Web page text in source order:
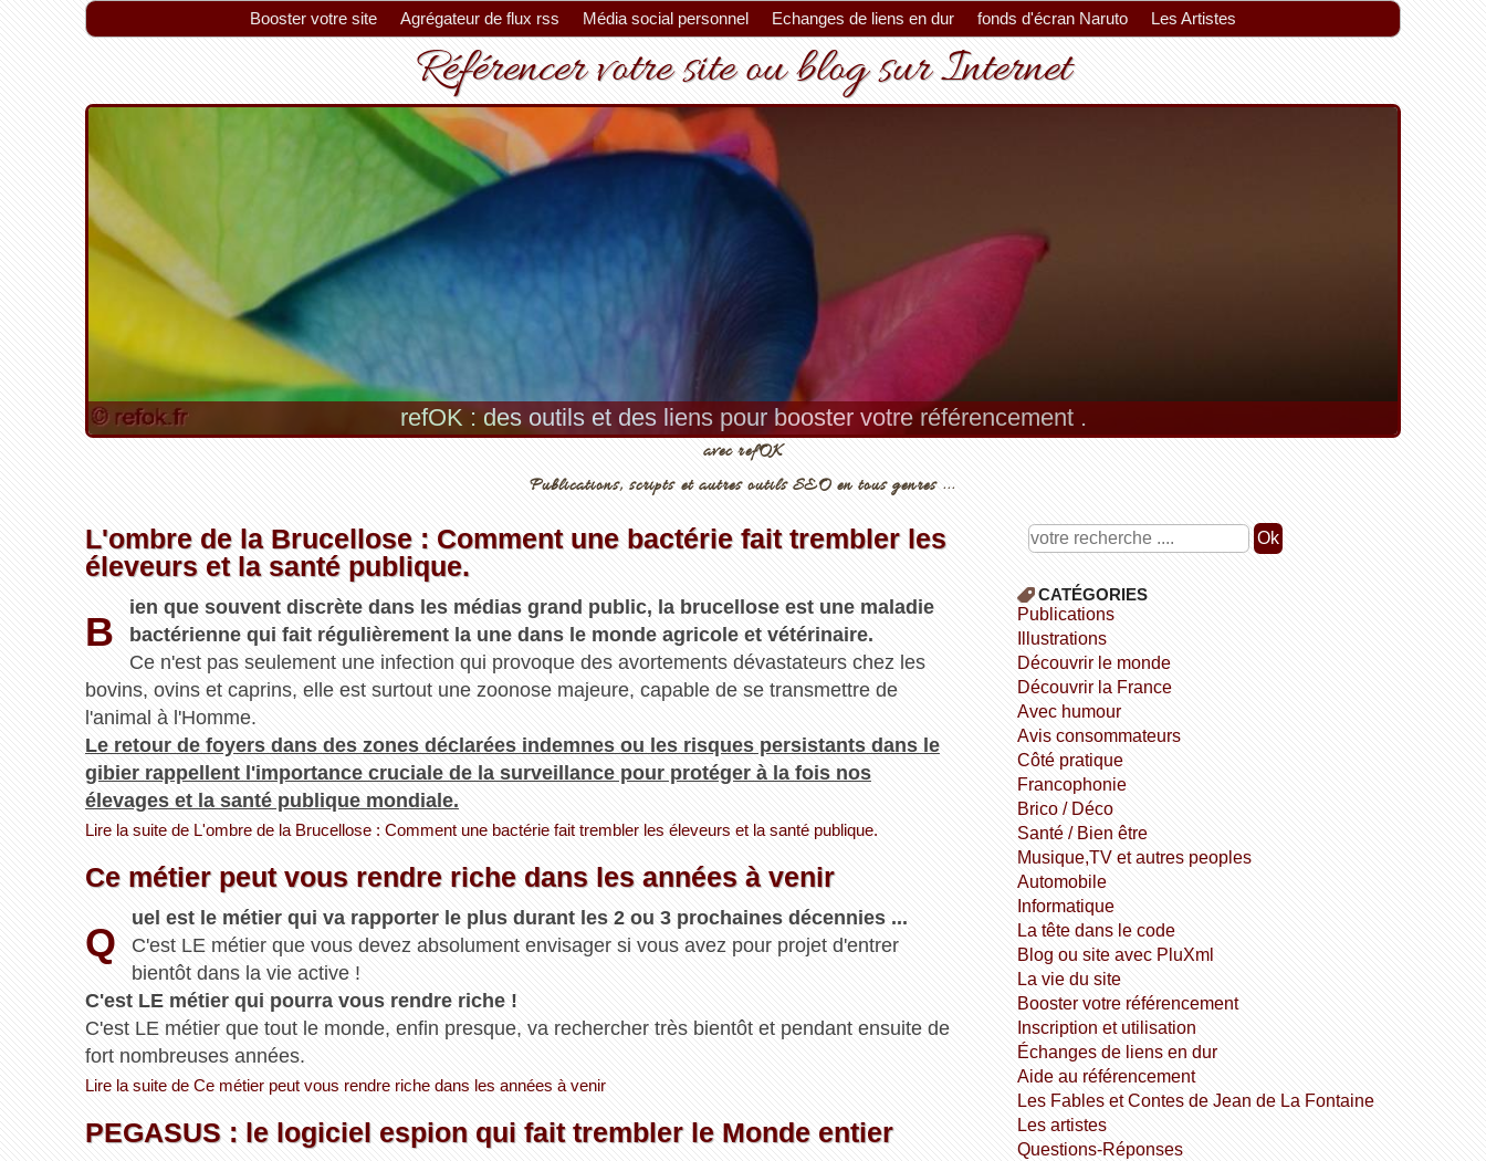
Booster votre site Agrégateur de flux rss Média social personnel Echanges de liens en dur fonds d'écran Naruto Les Artistes
Référencer votre site ou blog sur Internet
refOK : des outils et des liens pour booster votre référencement .
avec refOK
Publications, scripts et autres outils SEO en tous genres ...
L'ombre de la Brucellose : Comment une bactérie fait trembler les
éleveurs et la santé publique.
B
ien que souvent discrète dans les médias grand public, la brucellose est une maladie
bactérienne qui fait régulièrement la une dans le monde agricole et vétérinaire.
Ce n'est pas seulement une infection qui provoque des avortements dévastateurs chez les
bovins, ovins et caprins, elle est surtout une zoonose majeure, capable de se transmettre de
l'animal à l'Homme.
Le retour de foyers dans des zones déclarées indemnes ou les risques persistants dans le
gibier rappellent l'importance cruciale de la surveillance pour protéger à la fois nos
élevages et la santé publique mondiale.
Lire la suite de L'ombre de la Brucellose : Comment une bactérie fait trembler les éleveurs et la santé publique.
Ce métier peut vous rendre riche dans les années à venir
Q
uel est le métier qui va rapporter le plus durant les 2 ou 3 prochaines décennies ...
C'est LE métier que vous devez absolument envisager si vous avez pour projet d'entrer
bientôt dans la vie active !
C'est LE métier qui pourra vous rendre riche !
C'est LE métier que tout le monde, enfin presque, va rechercher très bientôt et pendant ensuite de
fort nombreuses années.
Lire la suite de Ce métier peut vous rendre riche dans les années à venir
PEGASUS : le logiciel espion qui fait trembler le Monde entier
CATÉGORIES
publications
illustrations
découvrir le monde
découvrir la France
avec humour
avis consommateurs
côté pratique
Francophonie
Brico / Déco
Santé / Bien être
Musique,TV et autres peoples
Automobile
informatique
la tête dans le code
Blog ou site avec PluXml
la vie du site
booster votre référencement
inscription et utilisation
échanges de liens en dur
aide au référencement
Les Fables et Contes de Jean de La Fontaine
Les artistes
Questions-Réponses